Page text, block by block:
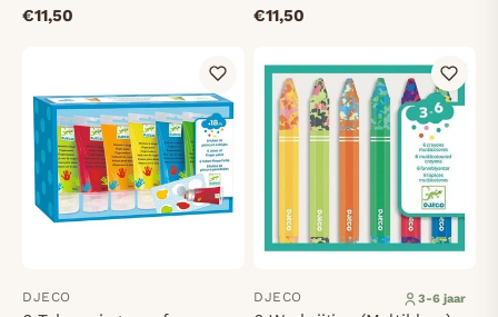
€11,50 €11,50
DJECO DJECO 3-6 jaar